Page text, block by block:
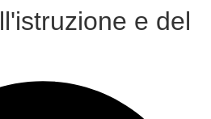
e del